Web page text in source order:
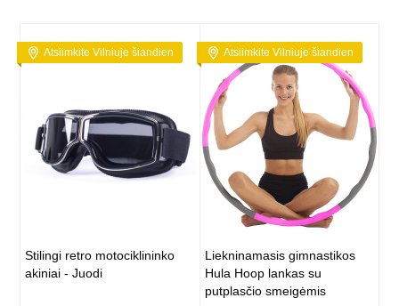
Atsiimkite Vilniuje šiandien
Stilingi retro motociklininko
akiniai - Juodi
Atsiimkite Vilniuje šiandien
Liekninamasis gimnastikos
Hula Hoop lankas su
putplasčio smeigėmis